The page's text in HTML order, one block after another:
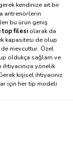
kendinize ait bir
antrenörlerin
bu ürün geniş
top filesi olarak da
kapasitesi de olup
mevcuttur. Özel
oldukça sağlam ve
yönelik
kişisel ihtiyacınız
için her tip modeli